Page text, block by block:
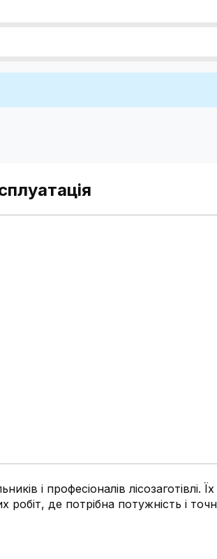
і професіоналів лісозаготівлі. Їх
де потрібна потужність і